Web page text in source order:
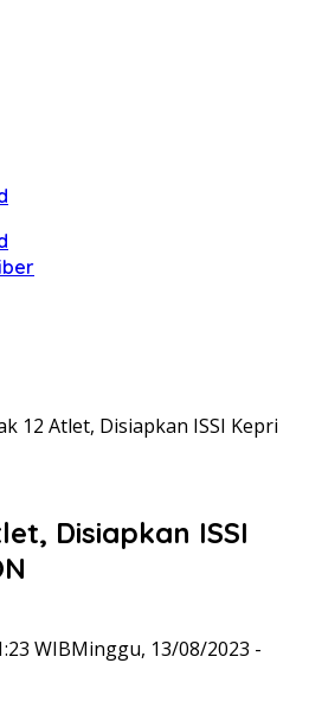
12 Atlet, Disiapkan ISSI Kepri
Disiapkan ISSI
WIBMinggu, 13/08/2023 -